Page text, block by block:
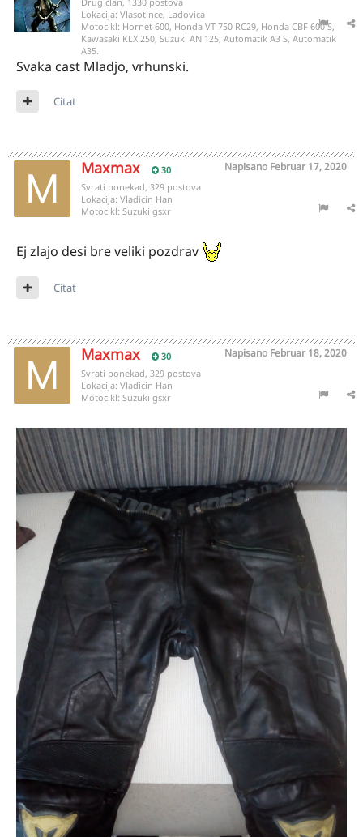
Lokacija: Vlasotince, Ladovica
Motocikl: Hornet 600, Honda VT 750 RC29, Honda CBF 600 S,
Kawasaki KLX 250, Suzuki AN 125, Automatik A3 S, Automatik
A35.
Svaka cast Mladjo, vrhunski.
Citat
Maxmax 30 Napisano Februar 17, 2020
Svrati ponekad, 329 postova
Lokacija: Vladicin Han
Motocikl: Suzuki gsxr
Ej zlajo desi bre veliki pozdrav
Citat
Maxmax 30 Napisano Februar 18, 2020
Svrati ponekad, 329 postova
Lokacija: Vladicin Han
Motocikl: Suzuki gsxr